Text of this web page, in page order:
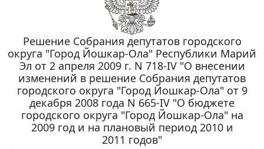
Решение Собрания депутатов городского
округа "Город Йошкар-Ола" Республики Марий
Эл от 2 апреля 2009 г. N 718-IV "О внесении
изменений в решение Собрания депутатов
городского округа "Город Йошкар-Ола" от 9
декабря 2008 года N 665-IV "О бюджете
городского округа "Город Йошкар-Ола" на
2009 год и на плановый период 2010 и
2011 годов"